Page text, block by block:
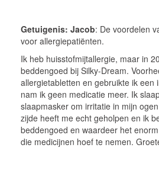
Getuigenis: Jacob: De voordelen
voor allergiepatiënten.
Ik heb huisstofmijtallergie, maar in
beddengoed bij Silky-Dream.
allergietabletten en gebruikte ik een
nam ik geen medicatie meer. Ik
slaapmasker om irritatie in mijn
zijde heeft me echt geholpen en ik
beddengoed en waardeer het
die medicijnen hoef te nemen.